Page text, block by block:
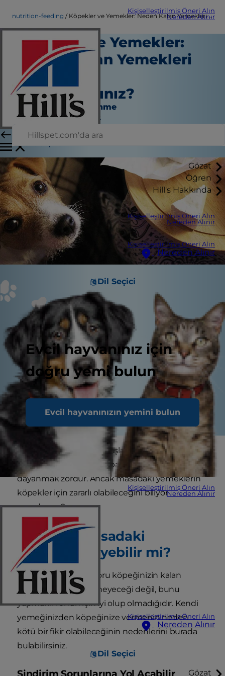
Kişiselleştirilmiş Öneri Alın
Nereden Alınır
Gözat
Öğren
Hill's Hakkında
Kişiselleştirilmiş Öneri Alın
Nereden Alınır
Kişiselleştirilmiş Öneri Alın
Nereden Alınır
Dil Seçici
Evcil hayvanınız için
doğru yemi bulun
Evcil hayvanınızın yemini bulun
Kişiselleştirilmiş Öneri Alın
Nereden Alınır
Kişiselleştirilmiş Öneri Alın
Nereden Alınır
Dil Seçici
Gözat
nutrition-feeding Köpekler ve Yemekler: Neden Kalan Yemekleri Vermekten Kaçınmalısınız?
Köpekler ve Yemekler:
Neden Kalan Yemekleri
Vermekten
Kaçınmalısınız?
Beslenme ve Beslenme
Jean Marie Bauhaus
Köpeğiniz yalvarmaya başladığında
tabağınızdakilerden bir parça vermemeye
dayanmak zordur. Ancak masadaki yemeklerin
köpekler için zararlı olabileceğini biliyor
muydunuz?
Köpekler Masadaki
Yemekleri Yiyebilir mi?
Sorulması gereken soru köpeğinizin kalan
yemekleri yiyip yiyemeyeceği değil, bunu
yapmanın onun için iyi olup olmadığıdır. Kendi
yemeğinizden köpeğinize vermenin neden
kötü bir fikir olabileceğinin nedenlerini burada
bulabilirsiniz.